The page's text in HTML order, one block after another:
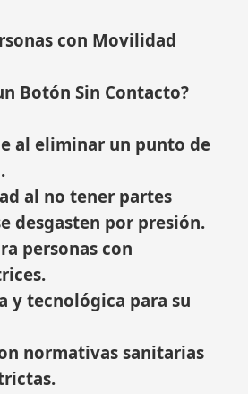
con Movilidad
Botón Sin Contacto?
al eliminar un punto de
al no tener partes
desgasten por presión.
personas con
y tecnológica para su
normativas sanitarias